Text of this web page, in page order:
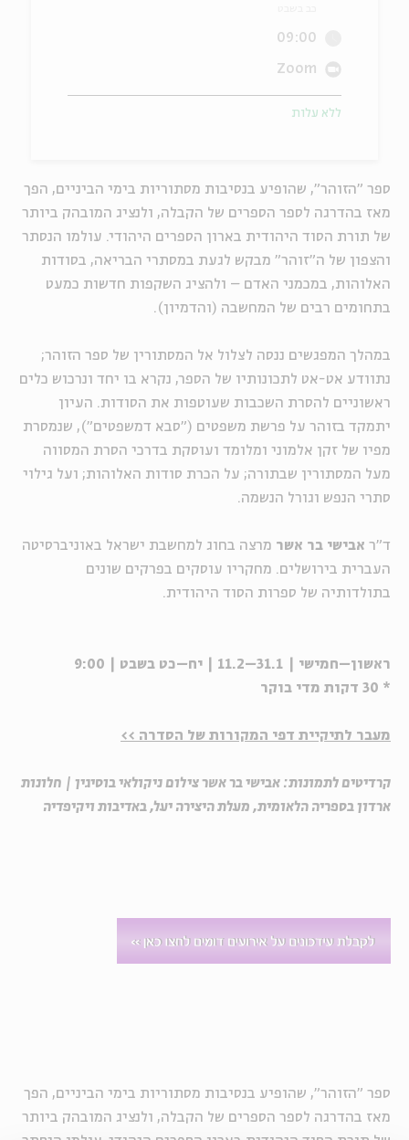
ספר "הזוהר", שהופיע בנסיבות מסתוריות בימי הביניים, הפך
מאז בהדרגה לספר הספרים של הקבלה, ולנציג המובהק ביותר
של תורת הסוד היהודית בארון הספרים היהודי. עולמו הנסתר
והצפון של ה"זוהר" מבקש לגעת במסתרי הבריאה, בסודות
האלוהות, במכמני האדם – ולהציג השקפות חדשות כמעט
בתחומים רבים של המחשבה (והדמיון).
במהלך המפגשים ננסה לצלול אל המסתורין של ספר הזוהר;
נתוודע אט-אט לתכונותיו של הספר, נקרא בו יחד ונרכוש כלים
ראשוניים להסרת השכבות שעוטפות את הסודות. העיון
יתמקד בזוהר על פרשת משפטים ("סבא דמשפטים"), שנמסרת
מפיו של זקן אלמוני ומלומד ועוסקת בדרכי הסרת המסווה
מעל המסתורין שבתורה; על הכרת סודות האלוהות; ועל גילוי
סתרי הנפש וגורל הנשמה.
ד"ר אבישי בר אשר מרצה בחוג למחשבת ישראל באוניברסיטה
העברית בירושלים. מחקריו עוסקים בפרקים שונים
בתולדותיה של ספרות הסוד היהודית.
ראשון–חמישי | 31.1–11.2 | יח–כט בשבט | 9:00
* 30 דקות מדי בוקר
מעבר לתיקיית דפי המקורות של הסדרה >>
קרדיטים לתמונות: אבישי בר אשר צילום ניקולאי בוסיגין | חלונות
ארדון בספריה הלאומית, מעלת היצירה יעל, באדיבות ויקיפדיה
ספר "הזוהר", שהופיע בנסיבות מסתוריות בימי הביניים, הפך
מאז בהדרגה לספר הספרים של הקבלה, ולנציג המובהק ביותר
09:00
Zoom
ללא עלות